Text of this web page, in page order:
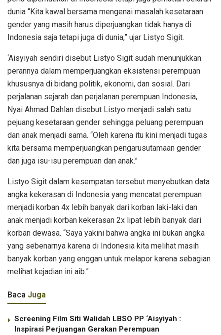
dunia “Kita kawal bersama mengenai masalah kesetaraan
gender yang masih harus diperjuangkan tidak hanya di
Indonesia saja tetapi juga di dunia,” ujar Listyo Sigit.
‘Aisyiyah sendiri disebut Listyo Sigit sudah menunjukkan
perannya dalam memperjuangkan eksistensi perempuan
khususnya di bidang politik, ekonomi, dan sosial. Dari
perjalanan sejarah dan perjalanan perempuan Indonesia,
Nyai Ahmad Dahlan disebut Listyo menjadi salah satu
pejuang kesetaraan gender sehingga peluang perempuan
dan anak menjadi sama. “Oleh karena itu kini menjadi tugas
kita bersama memperjuangkan pengarusutamaan gender
dan juga isu-isu perempuan dan anak.”
Listyo Sigit dalam kesempatan tersebut menyebutkan data
angka kekerasan di Indonesia yang mencatat perempuan
menjadi korban 4x lebih banyak dari korban laki-laki dan
anak menjadi korban kekerasan 2x lipat lebih banyak dari
korban dewasa. “Saya yakini bahwa angka ini bukan angka
yang sebenarnya karena di Indonesia kita melihat masih
banyak korban yang enggan untuk melapor karena sebagian
melihat kejadian ini aib.”
Baca Juga
Screening Film Siti Walidah LBSO PP ‘Aisyiyah :
Inspirasi Perjuangan Gerakan Perempuan